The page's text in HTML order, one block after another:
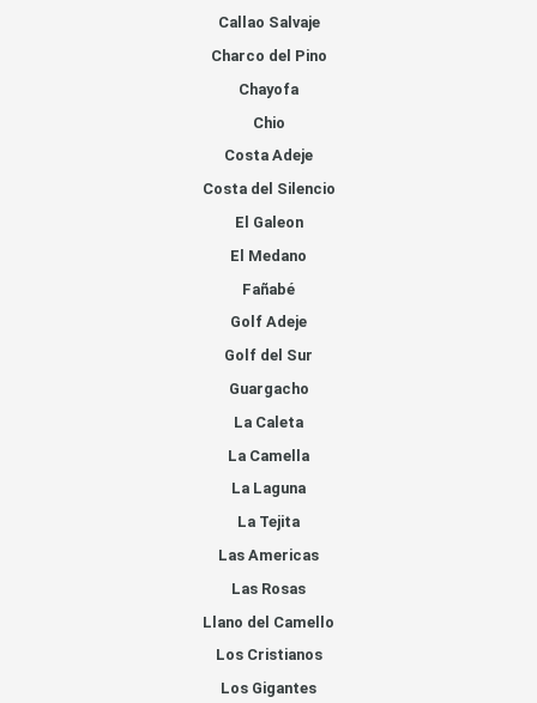
Callao Salvaje
Charco del Pino
Chayofa
Chio
Costa Adeje
Costa del Silencio
El Galeon
El Medano
Fañabé
Golf Adeje
Golf del Sur
Guargacho
La Caleta
La Camella
La Laguna
La Tejita
Las Americas
Las Rosas
Llano del Camello
Los Cristianos
Los Gigantes